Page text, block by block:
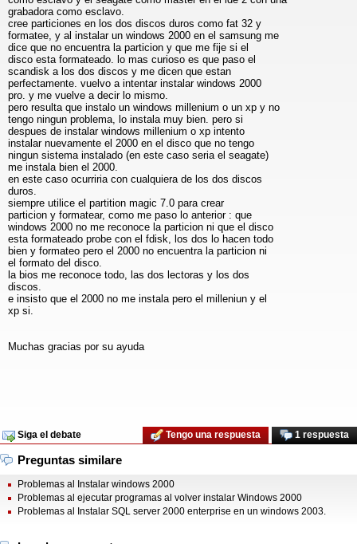
grabadora como esclavo.
cree particiones en los dos discos duros como fat 32 y
formatee, y al instalar un windows 2000 en el samsung me
dice que no encuentra la particion y que me fije si el
disco esta formateado. lo mas curioso es que paso el
scandisk a los dos discos y me dicen que estan
perfectamente. vuelvo a intentar instalar windows 2000
pro. y me vuelve a decir lo mismo.
pero resulta que instalo un windows millenium o un xp y no
tengo ningun problema, lo instala muy bien. pero si
despues de instalar windows millenium o xp intento
instalar nuevamente el 2000 en el disco que no tengo
ningun sistema instalado (en este caso seria el seagate)
me instala bien el 2000.
en este caso ocurriria con cualquiera de los dos discos
duros.
siempre utilice el partition magic 7.0 para crear
particion y formatear, como me paso lo anterior : que
windows 2000 no me reconoce la particion ni que el disco
esta formateado probe con el fdisk, los dos lo hacen todo
bien y formateo pero el 2000 no encuentra la particion ni
el formato del disco.
la bios me reconoce todo, las dos lectoras y los dos
discos.
e insisto que el 2000 no me instala pero el milleniun y el
xp si.
Muchas gracias por su ayuda
Siga el debate 1 respuesta
Tengo una respuesta
Preguntas similare
Problemas al Instalar windows 2000
Problemas al ejecutar programas al volver instalar Windows 2000
Problemas al Instalar SQL server 2000 enterprise en un windows 2003.